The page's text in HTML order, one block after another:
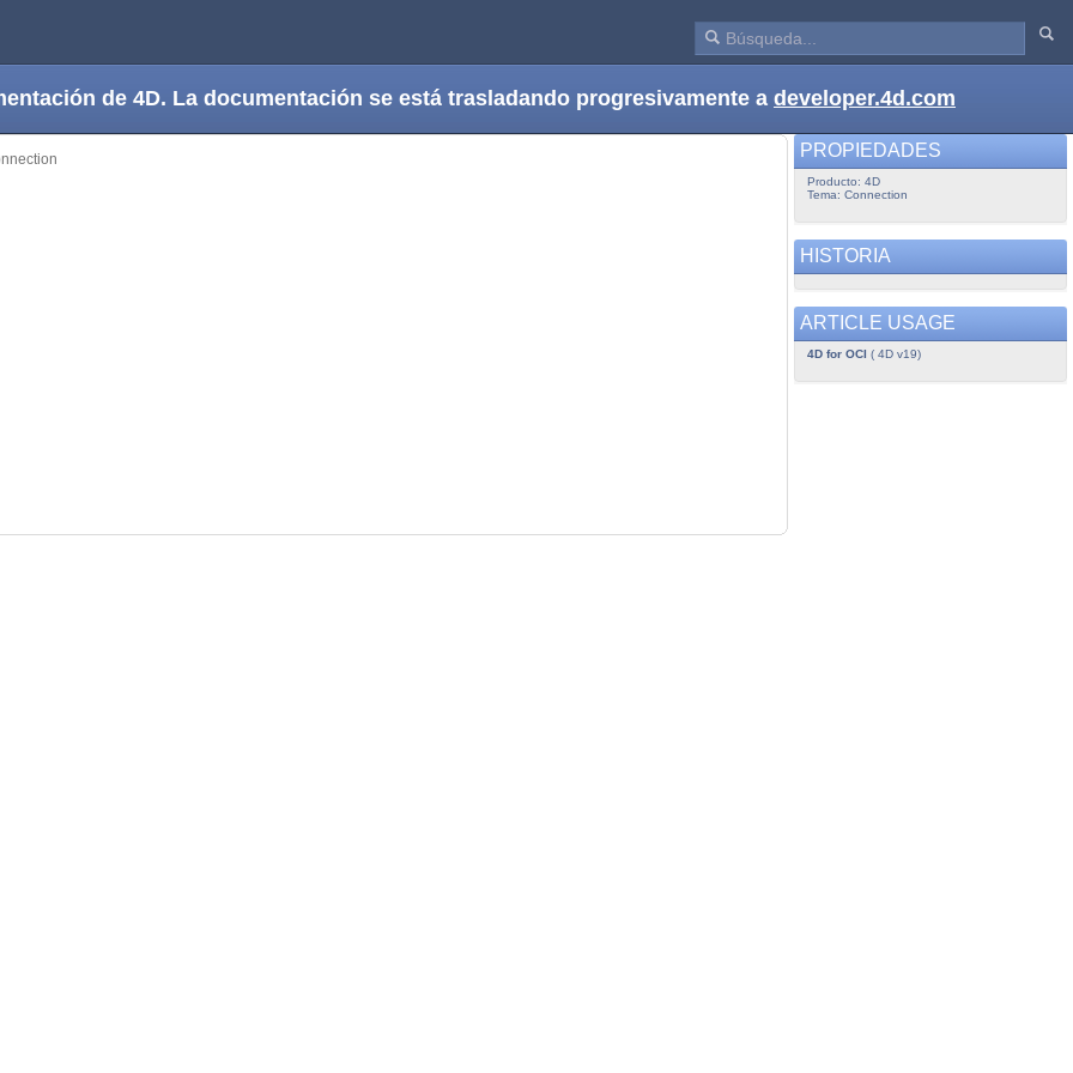
de 4D. La documentación se está trasladando progresivamente a developer.4d.com
PROPIEDADES
Producto: 4D
Tema: Connection
HISTORIA
ARTICLE USAGE
4D for OCI ( 4D v19)